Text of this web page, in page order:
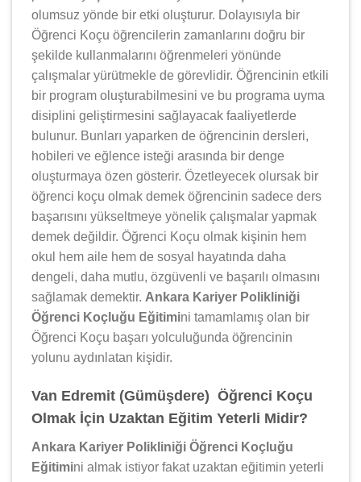
olumsuz yönde bir etki oluşturur. Dolayısıyla bir
Öğrenci Koçu öğrencilerin zamanlarını doğru bir
şekilde kullanmalarını öğrenmeleri yönünde
çalışmalar yürütmekle de görevlidir. Öğrencinin etkili
bir program oluşturabilmesini ve bu programa uyma
disiplini geliştirmesini sağlayacak faaliyetlerde
bulunur. Bunları yaparken de öğrencinin dersleri,
hobileri ve eğlence isteği arasında bir denge
oluşturmaya özen gösterir. Özetleyecek olursak bir
öğrenci koçu olmak demek öğrencinin sadece ders
başarısını yükseltmeye yönelik çalışmalar yapmak
demek değildir. Öğrenci Koçu olmak kişinin hem
okul hem aile hem de sosyal hayatında daha
dengeli, daha mutlu, özgüvenli ve başarılı olmasını
sağlamak demektir. Ankara Kariyer Polikliniği
Öğrenci Koçluğu Eğitimini tamamlamış olan bir
Öğrenci Koçu başarı yolculuğunda öğrencinin
yolunu aydınlatan kişidir.
Van Edremit (Gümüşdere) Öğrenci Koçu
Olmak İçin Uzaktan Eğitim Yeterli Midir?
Ankara Kariyer Polikliniği Öğrenci Koçluğu
Eğitimini almak istiyor fakat uzaktan eğitimin yeterli